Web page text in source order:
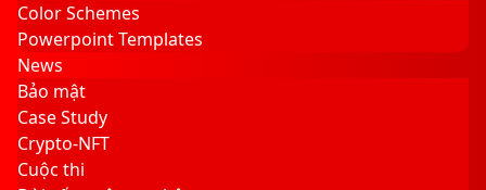
Color Schemes
Powerpoint Templates
News
Bảo mật
Case Study
Crypto-NFT
Cuộc thi